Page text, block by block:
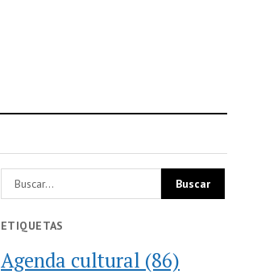
ETIQUETAS
Agenda cultural (86)